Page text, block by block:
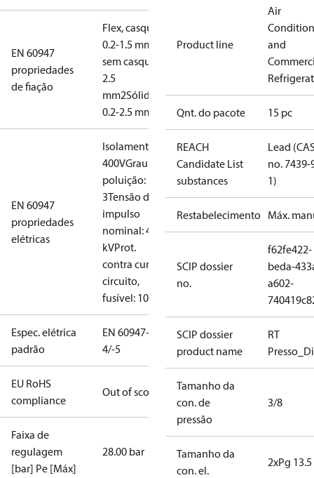
EN 60947
propriedades
de fiação
Flex, casquilhos:
0.2-1.5 mm2
Flex,
sem casquilhos: 0.2-
2.5
mm2Sólido/torcido:
0.2-2.5 mm2
EN 60947
propriedades
elétricas
Isolamento:
400VGrau de
poluição:
3Tensão de
impulso
nominal: 4
kVProt.
contra curto-
circuito,
fusível: 10A
Espec. elétrica
padrão
EN 60947-
4/-5
EU RoHS
compliance
Out of scope
Faixa de
regulagem
[bar] Pe [Máx]
28.00 bar
Product line
Air
and
Qnt. do pacote 15 pc
REACH
Candidate List
substances
Lead
no. 7439-
1)
Restabelecimento Máx.
SCIP dossier
no.
f62fe422-
beda-
a602-
SCIP dossier
product name
RT
Tamanho da
con. de
pressão
3/8
Tamanho da
con. el.
2xPg 13.5